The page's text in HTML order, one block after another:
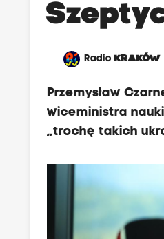
RadioKRAKÓW
Przemysław
wiceministra
„trochę takich